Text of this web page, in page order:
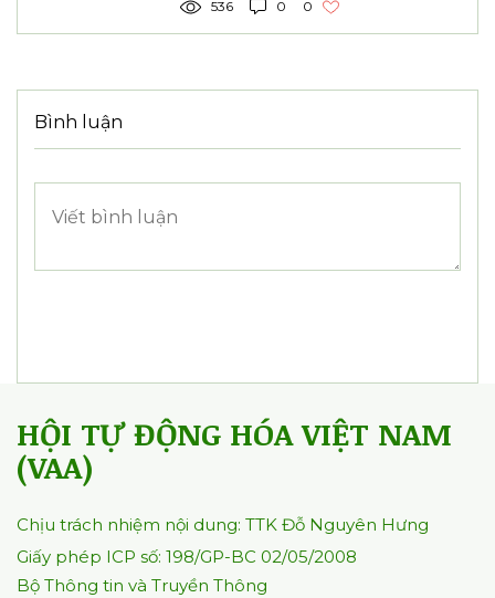
536
0 0
Bình luận
HỘI TỰ ĐỘNG HÓA VIỆT NAM
(VAA)
Chịu trách nhiệm nội dung: TTK Đỗ Nguyên Hưng
Giấy phép ICP số: 198/GP-BC 02/05/2008
Bộ Thông tin và Truyền Thông